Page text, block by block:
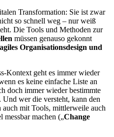
Transformation: Sie ist zwar
so schnell weg – nur weiß
Die Tools und Methoden zur
müssen genauso gekonnt
Organisationsdesign und
Kontext geht es immer wieder
es keine einfache Liste an
doch immer wieder bestimmte
Und wer die versteht, kann den
mit Tools, mittlerweile auch
messbar machen („Change